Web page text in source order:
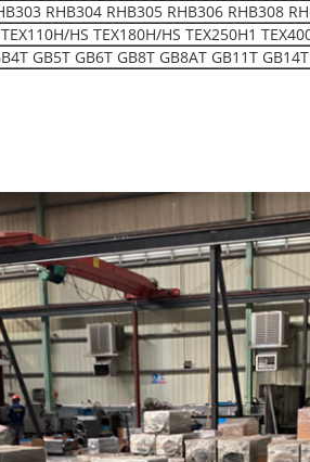
RHB304 RHB305 RHB306 RHB308
HS TEX180H/HS TEX250H1
GB5T GB6T GB8T GB8AT GB11T